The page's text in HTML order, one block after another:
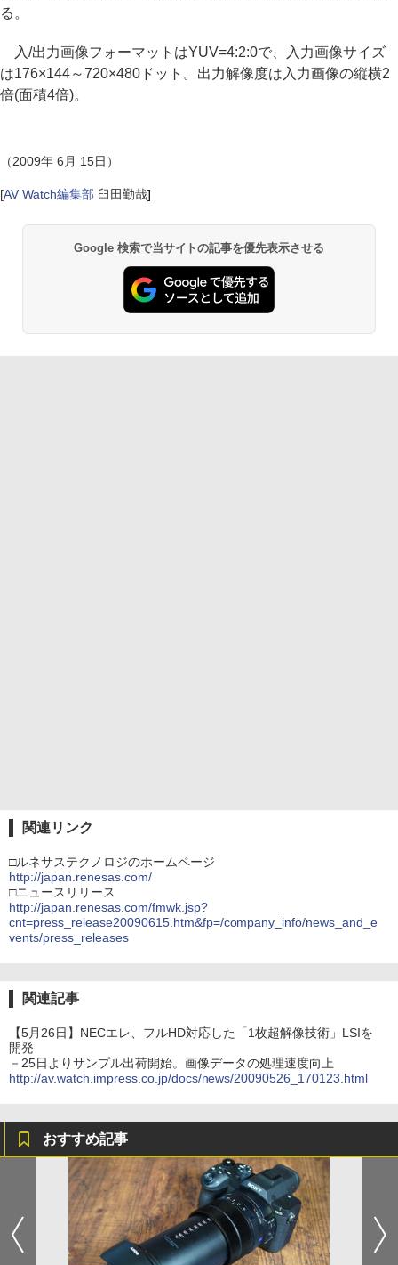
る。
入/出力画像フォーマットはYUV=4:2:0で、入力画像サイズ
は176×144～720×480ドット。出力解像度は入力画像の縦横2
倍(面積4倍)。
（2009年 6月 15日）
[AV Watch編集部 臼田勤哉]
Google 検索で当サイトの記事を優先表示させる
関連リンク
□ルネサステクノロジのホームページ
http://japan.renesas.com/
□ニュースリリース
http://japan.renesas.com/fmwk.jsp?
cnt=press_release20090615.htm&fp=/company_info/news_and_e
vents/press_releases
関連記事
【5月26日】NECエレ、フルHD対応した「1枚超解像技術」LSIを
開発
－25日よりサンプル出荷開始。画像データの処理速度向上
http://av.watch.impress.co.jp/docs/news/20090526_170123.html
おすすめ記事